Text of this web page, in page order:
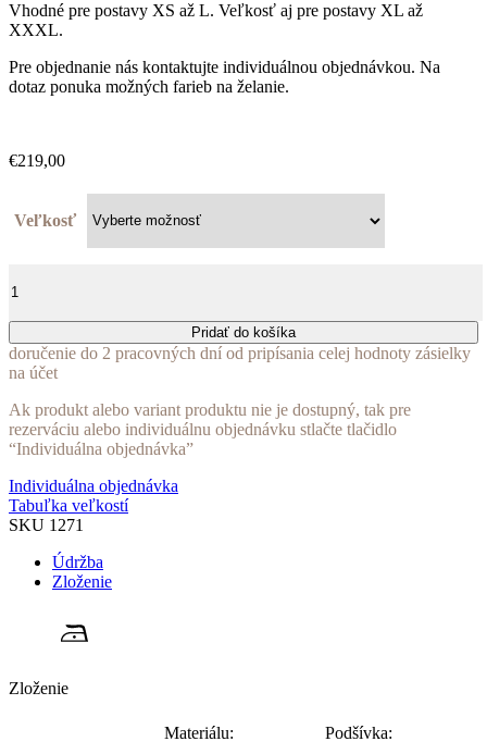
Vhodné pre postavy XS až L. Veľkosť aj pre postavy XL až
XXXL.
Pre objednanie nás kontaktujte individuálnou objednávkou. Na
dotaz ponuka možných farieb na želanie.
€219,00
Veľkosť
Dlhé
čierne
Pridať do košíka
doručenie do 2 pracovných dní od pripísania celej hodnoty zásielky
na účet
Ak produkt alebo variant produktu nie je dostupný, tak pre
rezerváciu alebo individuálnu objednávku stlačte tlačidlo
“Individuálna objednávka”
Individuálna objednávka
Tabuľka veľkostí
SKU 1271
Údržba
Zloženie
Zloženie
Materiálu:
Podšívka: